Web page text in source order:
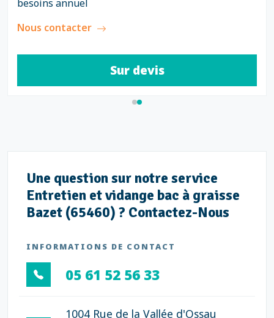
Une question sur notre service
Entretien et vidange bac à graisse
Bazet (65460) ? Contactez-Nous
INFORMATIONS DE CONTACT
05 61 52 56 33
1004 Rue de la Vallée d'Ossau